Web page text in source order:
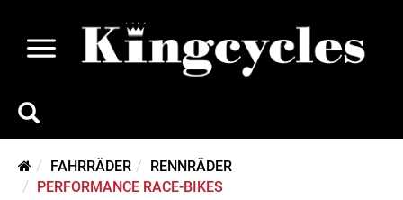
FAHRRÄDER
RENNRÄDER
PERFORMANCE RACE-BIKES